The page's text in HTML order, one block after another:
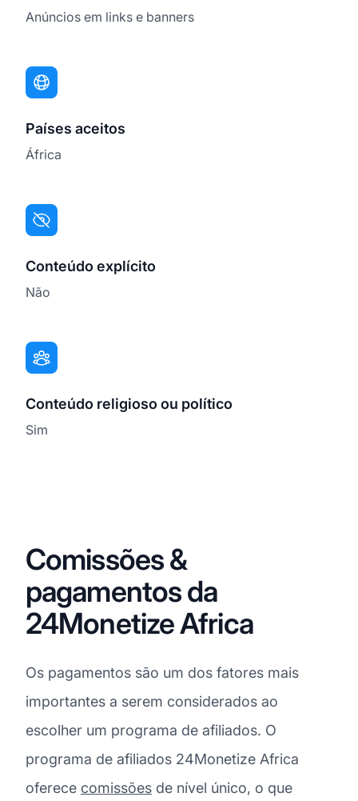
Anúncios em links e banners
Países aceitos
África
Conteúdo explícito
Não
Conteúdo religioso ou político
Sim
Comissões &
pagamentos da
24Monetize Africa
Os pagamentos são um dos fatores mais
importantes a serem considerados ao
escolher um programa de afiliados. O
programa de afiliados 24Monetize Africa
oferece comissões de nível único, o que